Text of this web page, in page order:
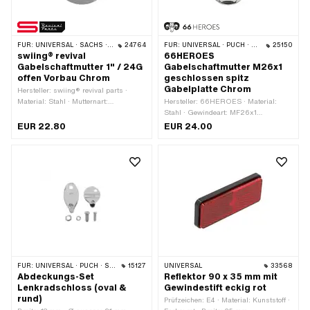
FÜR: UNIVERSAL · SACHS · PONY / CILO (BETA 521 & 512) · PIAGGIO · CILO 24764
swiing® revival
Gabelschaftmutter 1" / 24G
offen Vorbau Chrom
Hersteller: swiing® revival parts ·
Material: Stahl · Mutternart:
(1" 24G) · Ø aussen: 34.5 mm · Höhe:
verchromt · Schlüsselweite: 32 mm ·
EUR 22.80
FÜR: UNIVERSAL · PUCH · SACHS · ZÜNDAPP BELMONDO · TOMOS 25150
66HEROES
Gabelschaftmutter M26x1
geschlossen spitz
Gabelplatte Chrom
Hersteller: 66HEROES · Material:
Stahl · Gewindeart: MF26x1
(Feingewinde) · Mutternart:
verchromt · Schlüsselweite: 30 mm ·
Gewindetiefe: 11 mm
EUR 24.00
FÜR: UNIVERSAL · PUCH · SACHS · PONY / CILO (BETA 521 & 512) 15127
Abdeckungs-Set
Lenkradschloss (oval &
rund)
UNIVERSAL 33568
Reflektor 90 x 35 mm mit
Gewindestift eckig rot
Prüfzeichen: E4 · Material: Kunststoff ·